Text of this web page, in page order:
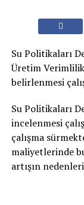
Su Politikaları
Üretim
belirlenmesi
Su Politikaları
incelenmesi
çalışma
maliyetlerinde
artışın